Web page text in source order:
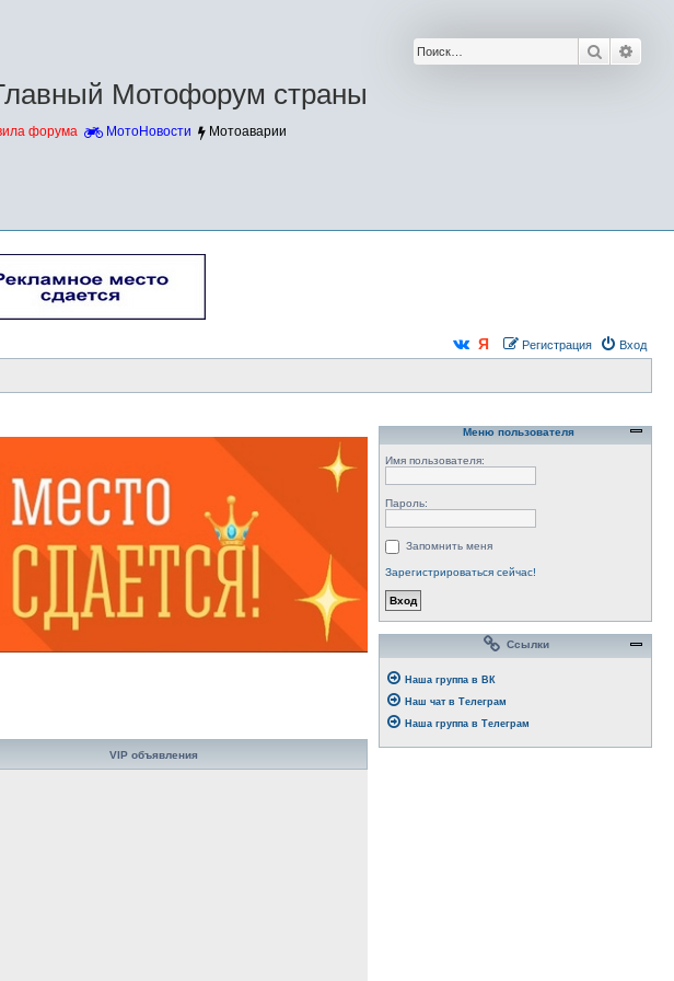
Поиск
Мотофорум страны
форума МотоНовости Мотоаварии
Вход
Регистрация
VIP объявления
Меню пользователя
Имя пользователя:
Пароль:
Запомнить меня
Зарегистрироваться сейчас!
Ссылки
Наша группа в ВК
Наш чат в Телеграм
Наша группа в Телеграм